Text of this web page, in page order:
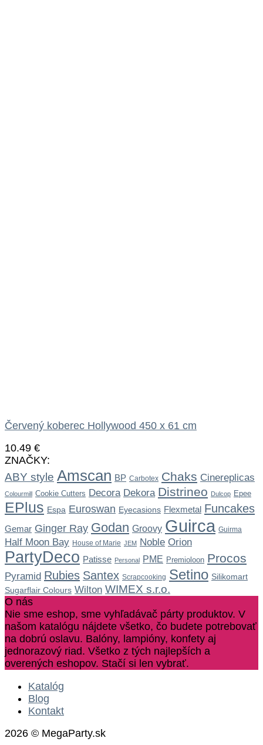
Červený koberec Hollywood 450 x 61 cm
10.49 €
ZNAČKY:
ABY style Amscan BP Carbotex Chaks Cinereplicas
Colourmill Cookie Cutters Decora Dekora Distrineo Dulcop Epee
EPlus Espa Euroswan Eyecasions Flexmetal Funcakes
Gemar Ginger Ray Godan Groovy Guirca Guirma
Half Moon Bay House of Marie JEM Noble Orion
PartyDeco Patisse Personal PME Premioloon Procos
Pyramid Rubies Santex Scrapcooking Setino Silikomart
Sugarflair Colours Wilton WIMEX s.r.o.
O nás
Nie sme eshop, sme vyhľadávač párty produktov. V
našom katalógu nájdete všetko, čo budete potrebovať
na dobrú oslavu. Balóny, lampióny, konfety aj
jednorazový riad. Všetko z tých najlepších a
overených eshopov. Stačí si len vybrať.
Katalóg
Blog
Kontakt
2026 © MegaParty.sk